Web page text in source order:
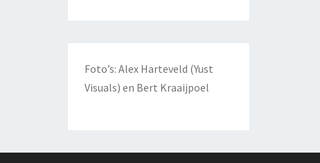
Foto’s: Alex Harteveld (Yust
Visuals) en Bert Kraaijpoel